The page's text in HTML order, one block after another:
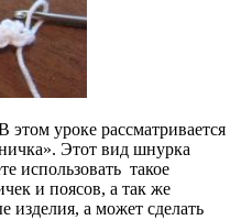
этом уроке рассматривается
Этот вид шнурка
использовать такое
и поясов, а так же
изделия, а может сделать